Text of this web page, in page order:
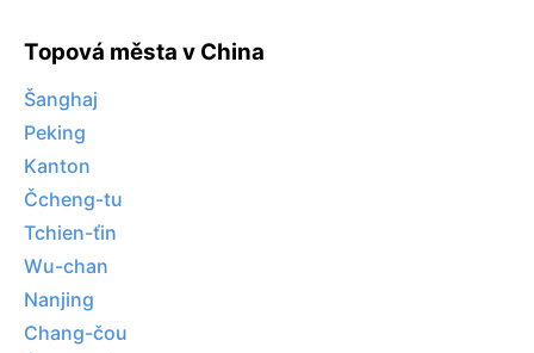
Topová města v China
Šanghaj
Peking
Kanton
Čcheng-tu
Tchien-ťin
Wu-chan
Nanjing
Chang-čou